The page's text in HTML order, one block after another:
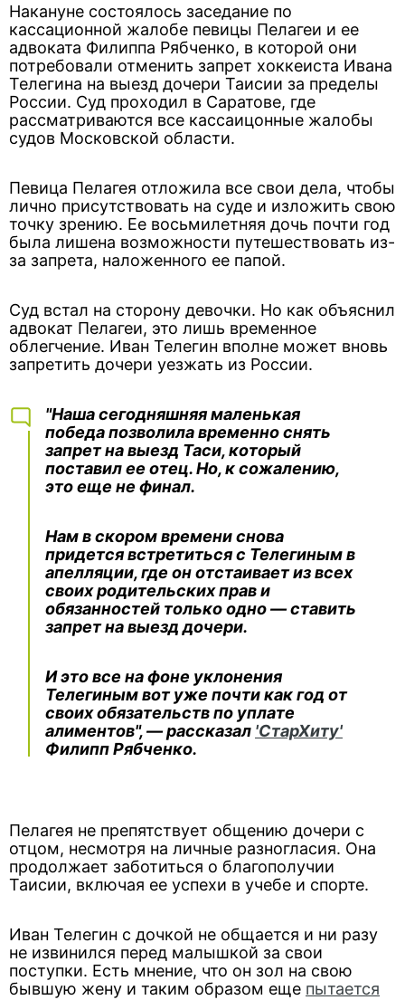
Накануне состоялось заседание по
кассационной жалобе певицы Пелагеи и ее
адвоката Филиппа Рябченко, в которой они
потребовали отменить запрет хоккеиста Ивана
Телегина на выезд дочери Таисии за пределы
России. Суд проходил в Саратове, где
рассматриваются все кассаицонные жалобы
судов Московской области.
Певица Пелагея отложила все свои дела, чтобы
лично присутствовать на суде и изложить свою
точку зрению. Ее восьмилетняя дочь почти год
была лишена возможности путешествовать из-
за запрета, наложенного ее папой.
Суд встал на сторону девочки. Но как объяснил
адвокат Пелагеи, это лишь временное
облегчение. Иван Телегин вполне может вновь
запретить дочери уезжать из России.
"Наша сегодняшняя маленькая
победа позволила временно снять
запрет на выезд Таси, который
поставил ее отец. Но, к сожалению,
это еще не финал.
Нам в скором времени снова
придется встретиться с Телегиным в
апелляции, где он отстаивает из всех
своих родительских прав и
обязанностей только одно — ставить
запрет на выезд дочери.
И это все на фоне уклонения
Телегиным вот уже почти как год от
своих обязательств по уплате
алиментов", — рассказал 'СтарХиту'
Филипп Рябченко.
Пелагея не препятствует общению дочери с
отцом, несмотря на личные разногласия. Она
продолжает заботиться о благополучии
Таисии, включая ее успехи в учебе и спорте.
Иван Телегин с дочкой не общается и ни разу
не извинился перед малышкой за свои
поступки. Есть мнение, что он зол на свою
бывшую жену и таким образом еще пытается